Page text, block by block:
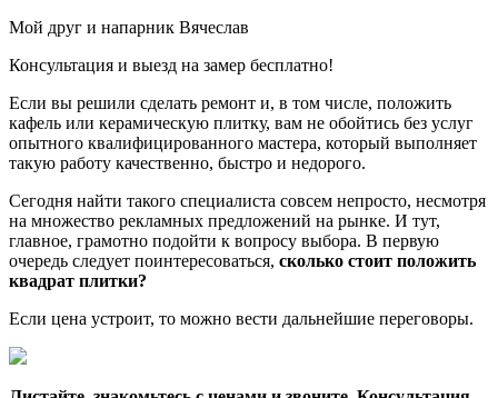
Мой друг и напарник Вячеслав
Консультация и выезд на замер бесплатно!
Если вы решили сделать ремонт и, в том числе, положить
кафель или керамическую плитку, вам не обойтись без услуг
опытного квалифицированного мастера, который выполняет
такую работу качественно, быстро и недорого.
Сегодня найти такого специалиста совсем непросто, несмотря
на множество рекламных предложений на рынке. И тут,
главное, грамотно подойти к вопросу выбора. В первую
очередь следует поинтересоваться, сколько стоит положить
квадрат плитки?
Если цена устроит, то можно вести дальнейшие переговоры.